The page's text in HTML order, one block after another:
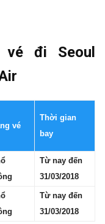
vé đi Seoul
vé
Thời gian
bay
Từ nay đến
31/03/2018
Từ nay đến
31/03/2018